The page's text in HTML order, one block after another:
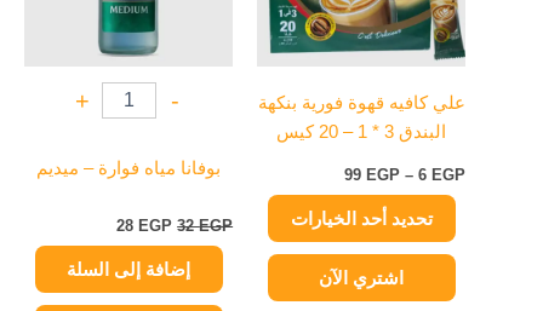
علي كافيه قهوة فورية بنكهة
البندق 3 * 1 – 20 كيس
6 EGP
–
99 EGP
تحديد أحد الخيارات
لهذا
المنتج.
اختيار
الخيارات
صفحة
المنتج
اشتري الآن
-
+
بوفانا مياه فوارة – ميديم
32EGP
28 EGP
إضافة إلى السلة